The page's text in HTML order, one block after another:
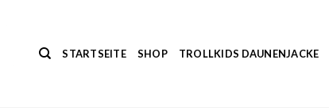
STARTSEITE SHOP TROLLKIDS DAUNENJACKE